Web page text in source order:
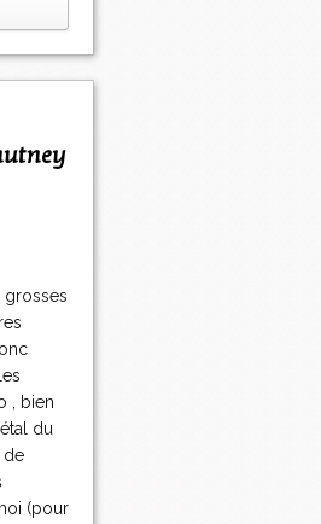
grosses
, bien
du
de
(pour